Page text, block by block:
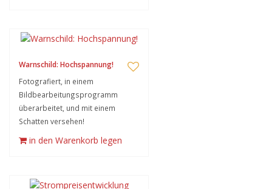
Warnschild: Hochspannung!
Fotografiert, in einem
Bildbearbeitungsprogramm
überarbeitet, und mit einem
Schatten versehen!
in den Warenkorb legen